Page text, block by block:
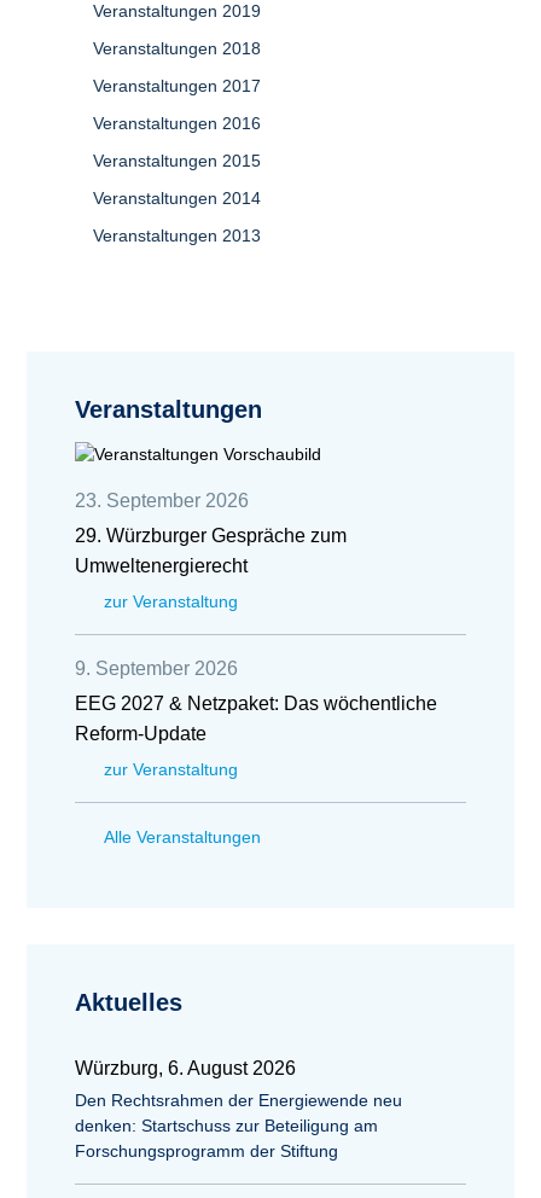
Veranstaltungen 2019
Veranstaltungen 2018
Veranstaltungen 2017
Veranstaltungen 2016
Veranstaltungen 2015
Veranstaltungen 2014
Veranstaltungen 2013
Veranstaltungen
23. September 2026
29. Würzburger Gespräche zum
Umweltenergierecht
zur Veranstaltung
9. September 2026
EEG 2027 & Netzpaket: Das wöchentliche
Reform-Update
zur Veranstaltung
Alle Veranstaltungen
Aktuelles
Würzburg, 6. August 2026
Den Rechtsrahmen der Energiewende neu
denken: Startschuss zur Beteiligung am
Forschungsprogramm der Stiftung